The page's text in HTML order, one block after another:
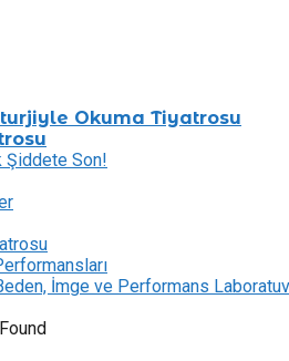
Okuma Tiyatrosu
Şiddete Son!
İmge ve Performans